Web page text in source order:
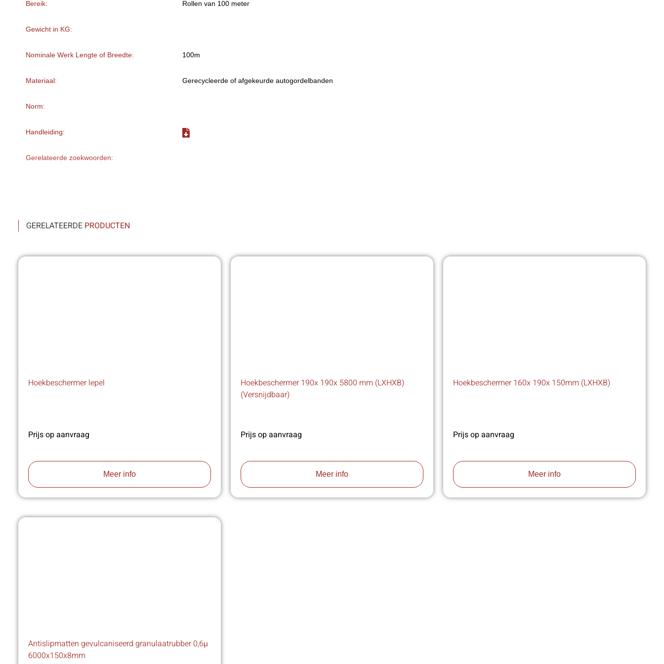
Bereik: Rollen van 100 meter
Gewicht in KG:
Nominale Werk Lengte of Breedte: 100m
Materiaal: Gerecycleerde of afgekeurde autogordelbanden
Norm:
Handleiding:
Gerelateerde zoekwoorden:
GERELATEERDE PRODUCTEN
Hoekbeschermer lepel
Prijs op aanvraag
Meer info
Hoekbeschermer 190x 190x 5800 mm (LXHXB)
(Versnijdbaar)
Prijs op aanvraag
Meer info
Hoekbeschermer 160x 190x 150mm (LXHXB)
Prijs op aanvraag
Meer info
Antislipmatten gevulcaniseerd granulaatrubber 0,6µ
6000x150x8mm